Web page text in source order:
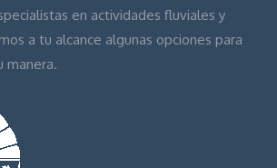
en actividades fluviales y
a tu alcance algunas opciones para
manera.